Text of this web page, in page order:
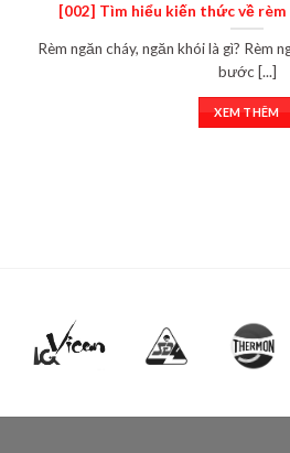
[002] Tìm hiểu kiến thức về rèm
Rèm ngăn cháy, ngăn khói là gì? Rèm
bước [...]
XEM THÊM